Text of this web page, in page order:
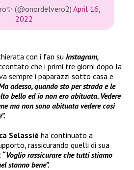
(@onordelvero2) April 16,
2022
con i fan su Instagram,
che i primi tre giorni dopo la
sempre i paparazzi sotto casa e
adesso, quando sto per strada e le
bello ed io non ero abituata. Vedere
ma non sono abituata vedere così
Selassié ha continuato a
rassicurando quelli di sua
: “Voglio rassicurare che tutti stiamo
stanno bene”.